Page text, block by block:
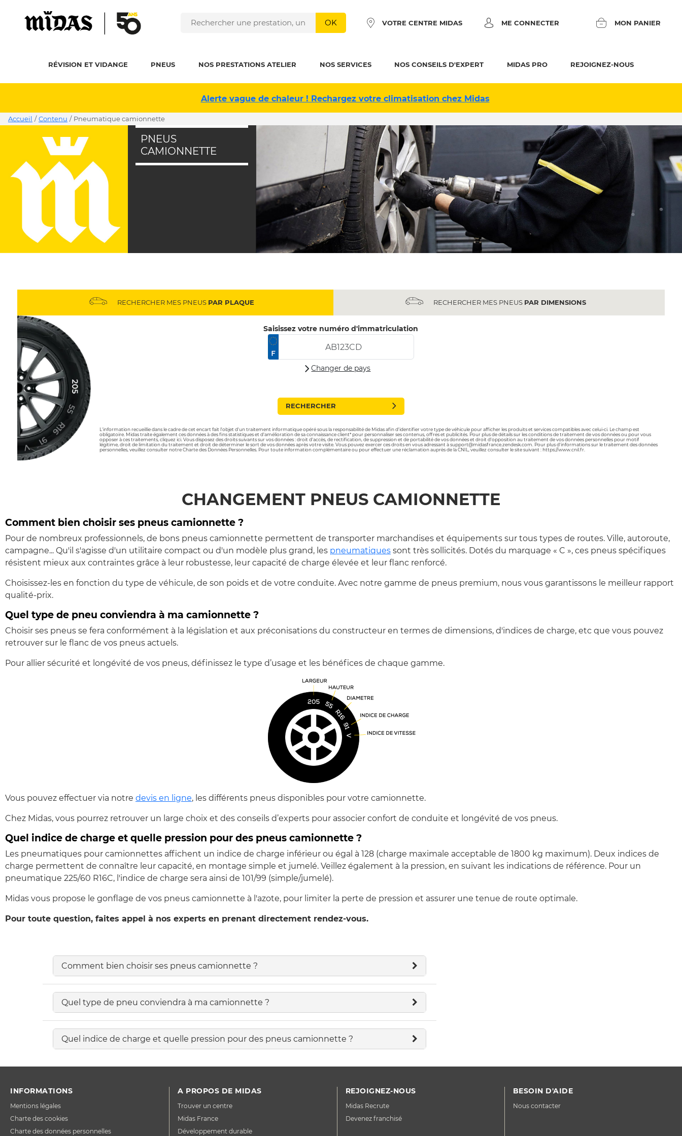
OK VOTRE CENTRE MIDAS ME CONNECTER MON PANIER
RÉVISION ET VIDANGE PNEUS NOS PRESTATIONS ATELIER NOS SERVICES NOS CONSEILS D'EXPERT MIDAS PRO REJOIGNEZ-NOUS
Alerte vague de chaleur ! Rechargez votre climatisation chez Midas
Accueil / Contenu / pneumatique camionnette
PNEUS
CAMIONNETTE
RECHERCHER MES PNEUS PAR PLAQUE RECHERCHER MES PNEUS PAR DIMENSIONS
Saisissez votre numéro d'immatriculation
Changer de pays
RECHERCHER
L'information recueillie dans le cadre de cet encart fait l'objet d'un traitement informatique opéré sous la responsabilité de Midas afin d'identifier votre type de véhicule pour afficher les produits et services compatibles avec celui-ci. Le champ est
obligatoire. Midas traite également ces données à des fins statistiques et d'amélioration de sa connaissance client* pour personnaliser ses contenus, offres et publicités. Pour plus de détails sur les conditions de traitement de vos données ou pour vous
opposer à ces traitements, cliquez ici. Vous disposez des droits suivants sur vos données : droit d'accès, de rectification, de suppression et de portabilité de vos données et droit d'opposition au traitement de vos données personnelles pour motif
légitime, droit de limitation du traitement et droit de déterminer le sort de vos données après votre visite. Vous pouvez exercer ces droits en vous adressant à support@midasfrance.zendesk.com. Pour plus d'informations sur le traitement des données
personnelles, veuillez consulter notre Charte des Données Personnelles. Pour toute information complémentaire ou pour effectuer une réclamation auprès de la CNIL, veuillez consulter le site suivant : https://www.cnil.fr.
CHANGEMENT PNEUS CAMIONNETTE
Comment bien choisir ses pneus camionnette ?
Pour de nombreux professionnels, de bons pneus camionnette permettent de transporter marchandises et équipements sur tous types de routes. Ville, autoroute,
campagne... Qu'il s'agisse d'un utilitaire compact ou d'un modèle plus grand, les pneumatiques sont très sollicités. Dotés du marquage « C », ces pneus spécifiques
résistent mieux aux contraintes grâce à leur robustesse, leur capacité de charge élevée et leur flanc renforcé.
Choisissez-les en fonction du type de véhicule, de son poids et de votre conduite. Avec notre gamme de pneus premium, nous vous garantissons le meilleur rapport
qualité-prix.
Quel type de pneu conviendra à ma camionnette ?
Choisir ses pneus se fera conformément à la législation et aux préconisations du constructeur en termes de dimensions, d'indices de charge, etc que vous pouvez
retrouver sur le flanc de vos pneus actuels.
Pour allier sécurité et longévité de vos pneus, définissez le type d’usage et les bénéfices de chaque gamme.
Vous pouvez effectuer via notre devis en ligne, les différents pneus disponibles pour votre camionnette.
Chez Midas, vous pourrez retrouver un large choix et des conseils d’experts pour associer confort de conduite et longévité de vos pneus.
Quel indice de charge et quelle pression pour des pneus camionnette ?
Les pneumatiques pour camionnettes affichent un indice de charge inférieur ou égal à 128 (charge maximale acceptable de 1800 kg maximum). Deux indices de
charge permettent de connaître leur capacité, en montage simple et jumelé. Veillez également à la pression, en suivant les indications de référence. Pour un
pneumatique 225/60 R16C, l'indice de charge sera ainsi de 101/99 (simple/jumelé).
Midas vous propose le gonflage de vos pneus camionnette à l'azote, pour limiter la perte de pression et assurer une tenue de route optimale.
Pour toute question, faites appel à nos experts en prenant directement rendez-vous.
Comment bien choisir ses pneus camionnette ?
Quel type de pneu conviendra à ma camionnette ?
Quel indice de charge et quelle pression pour des pneus camionnette ?
INFORMATIONS
Mentions légales
Charte des cookies
Charte des données personnelles
A PROPOS DE MIDAS
Trouver un centre
Midas France
Développement durable
REJOIGNEZ-NOUS
Midas Recrute
Devenez franchisé
BESOIN D'AIDE
Nous contacter